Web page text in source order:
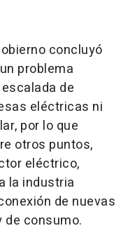
concluyó
problema
de
eléctricas ni
por lo que
otros puntos,
eléctrico,
la industria
de nuevas
consumo.